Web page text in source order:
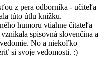
z pera odborníka - učiteľa
túto útlu knižku.
humoru vtiahne čitateľa
spisovná slovenčina a
No a niekoľko
si svoje vedomosti. :)